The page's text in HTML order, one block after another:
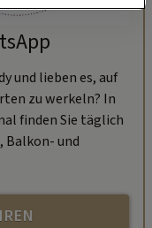
und lieben es, auf
zu werkeln? In
finden Sie täglich
Balkon- und